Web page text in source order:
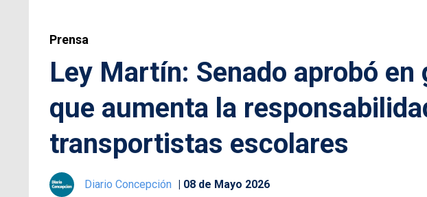
Prensa
Ley Martín: Senado aprobó en
que aumenta la
transportistas escolares
Diario Concepción 08 de Mayo 2026